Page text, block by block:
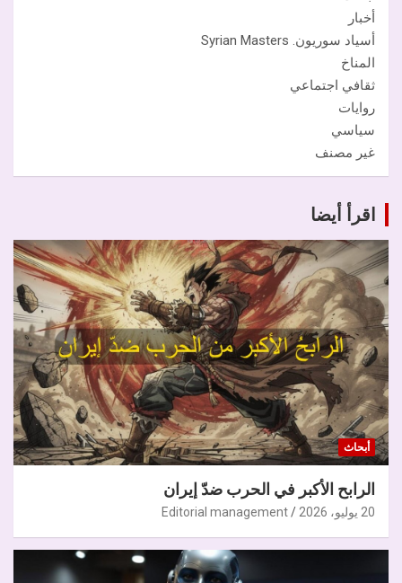
أخبار
أسياد سوريون. Syrian Masters
المناخ
ثقافي اجتماعي
روايات
سياسي
غير مصنف
اقرأ أيضا
أبحاث
الرابح الأكبر في الحرب ضدّ إيران
20 يوليو، 2026 Editorial management